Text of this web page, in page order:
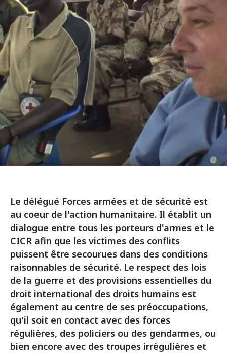
Le délégué Forces armées et de sécurité est
au coeur de l'action humanitaire. Il établit un
dialogue entre tous les porteurs d'armes et le
CICR afin que les victimes des conflits
puissent être secourues dans des conditions
raisonnables de sécurité. Le respect des lois
de la guerre et des provisions essentielles du
droit international des droits humains est
également au centre de ses préoccupations,
qu'il soit en contact avec des forces
régulières, des policiers ou des gendarmes, ou
bien encore avec des troupes irrègulières et